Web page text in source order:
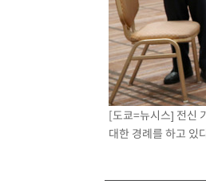
[도쿄=뉴시스] 전신
대한 경례를 하고